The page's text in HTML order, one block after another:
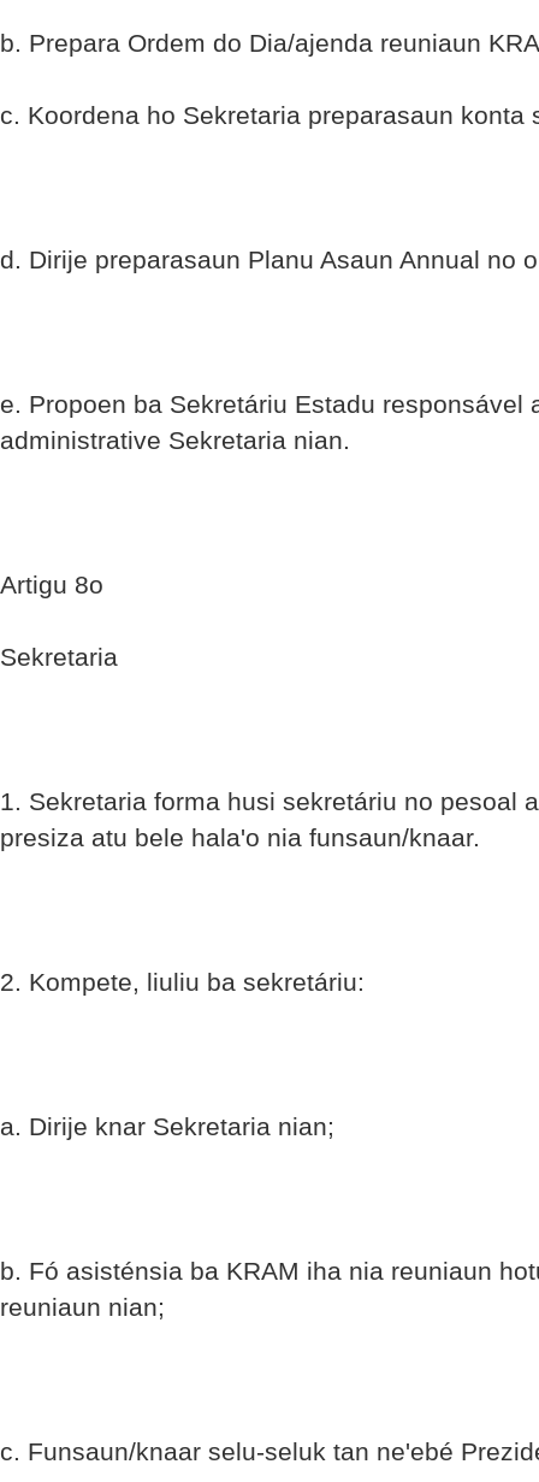
b. Prepara Ordem do Dia/ajenda reuniaun
c. Koordena ho Sekretaria preparasaun konta
d. Dirije preparasaun Planu Asaun Annual no
e. Propoen ba Sekretáriu Estadu responsável
administrative Sekretaria nian.
Artigu 8o
Sekretaria
1. Sekretaria forma husi sekretáriu no pesoal
presiza atu bele hala'o nia funsaun/knaar.
2. Kompete, liuliu ba sekretáriu:
a. Dirije knar Sekretaria nian;
b. Fó asisténsia ba KRAM iha nia reuniaun
reuniaun nian;
c. Funsaun/knaar selu-seluk tan ne'ebé